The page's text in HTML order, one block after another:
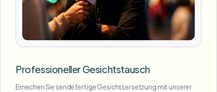
Professioneller Gesichtstausch
Erreichen Sie sendefertige Gesichtsersetzung mit unserer